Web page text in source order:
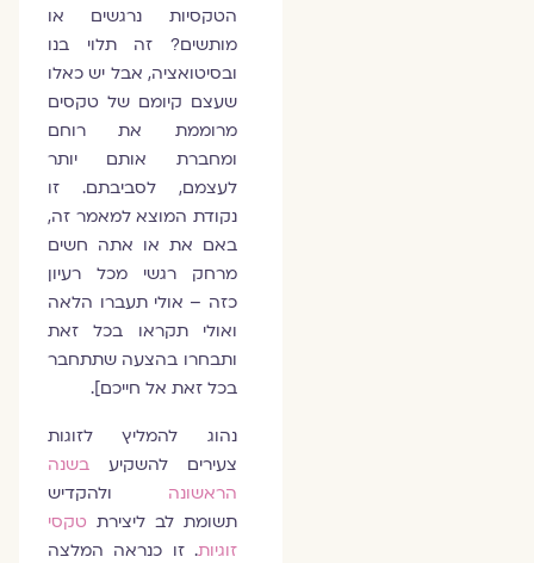
הטקסיות נרגשים או
מותשים? זה תלוי בנו
ובסיטואציה, אבל יש כאלו
שעצם קיומם של טקסים
מרוממת את רוחם
ומחברת אותם יותר
לעצמם, לסביבתם. זו
נקודת המוצא למאמר זה,
באם את או אתה חשים
מרחק רגשי מכל רעיון
כזה – אולי תעברו הלאה
ואולי תקראו בכל זאת
ותבחרו בהצעה שתתחבר
בכל זאת אל חייכם].
נהוג להמליץ לזוגות
צעירים להשקיע בשנה
הראשונה ולהקדיש
תשומת לב ליצירת טקסי
זוגיות. זו כנראה המלצה